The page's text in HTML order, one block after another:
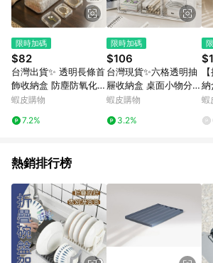
限時加碼
$82
台灣出貨✨ 透明長條首
飾收納盒 防塵防氧化珠
寶盒 便攜美甲手串整理
紋翻蓋設計 居家辦公桌
蝦皮購物
7.2%
限時加碼
$106
台灣現貨✨六格透明抽
屜收納盒 桌面小物分類
盒 可堆疊文具飾品收納
整理盒
蝦皮購物
3.2%
納
置
收
蝦
熱銷排行榜